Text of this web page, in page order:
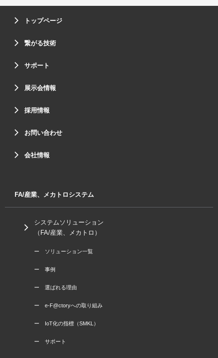
トップページ
繋がる技術
サポート
展示会情報
採用情報
お問い合わせ
会社情報
FA/産業、メカトロシステム
システムソリューション
（FA/産業、メカトロ）
ー ソリューション一覧
ー 事例
ー 選ばれる理由
ー e-F@ctoryへの取り組み
ー IoT化の指標（SMKL）
ー サポート